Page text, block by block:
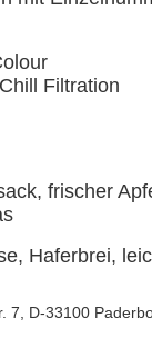
Filtration
frischer
Haferbrei,
7, D-33100